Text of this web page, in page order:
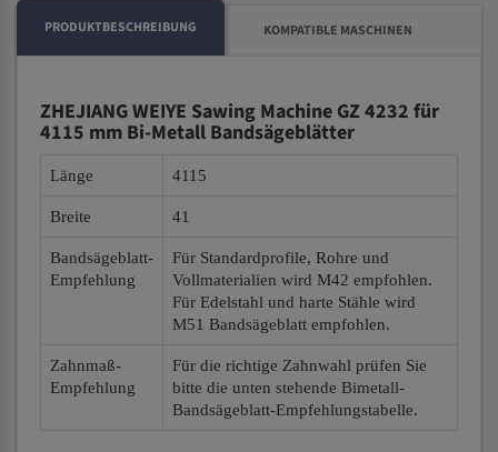
PRODUKTBESCHREIBUNG KOMPATIBLE MASCHINEN
ZHEJIANG WEIYE Sawing Machine GZ 4232 für
4115 mm Bi-Metall Bandsägeblätter
Länge 4115
Breite 41
Bandsägeblatt-
Empfehlung
Für Standardprofile, Rohre und
Vollmaterialien wird M42 empfohlen.
Für Edelstahl und harte Stähle wird
M51 Bandsägeblatt empfohlen.
Zahnmaß-
Empfehlung
Für die richtige Zahnwahl prüfen Sie
bitte die unten stehende Bimetall-
Bandsägeblatt-Empfehlungstabelle.